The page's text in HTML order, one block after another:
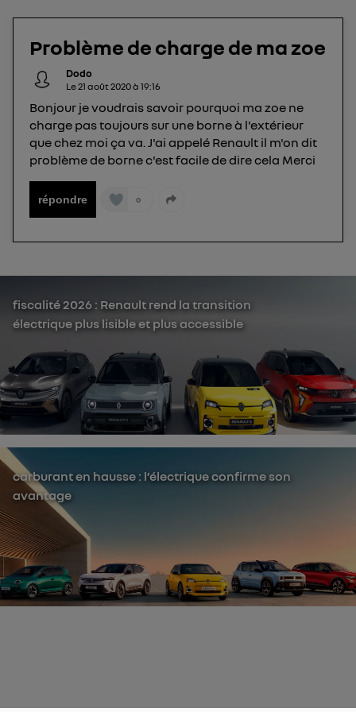
Problème de charge de ma zoe
Dodo
Le21 août 2020à 19:16
Bonjour je voudrais savoir pourquoi ma zoe ne
charge pas toujours sur une borne à l'extérieur
que chez moi ça va. J'ai appelé Renault il m'on dit
problème de borne c'est facile de dire cela Merci
répondre 0
fiscalité 2026 : Renault rend la transition
électrique plus lisible et plus accessible
carburant en hausse : l’électrique confirme son
avantage
L'identifiant est associé à votre connexion
même connexion et ayant consenties se verront
attribuer le même identifiant. En général :
Pour uneconnexion foyer(ex : Wi-Fi), la personnalisation sera basée
Pour uneconnexion mobile, la personnalisation sera basée
uniquement sur la navigation de l'utilisateur du mobile.
Vous pouvez à tout moment retirer ce
consentement surle portail d’Utiq("
Pour plus d'informations, veuillez consulter
personnelles d'Utiq.